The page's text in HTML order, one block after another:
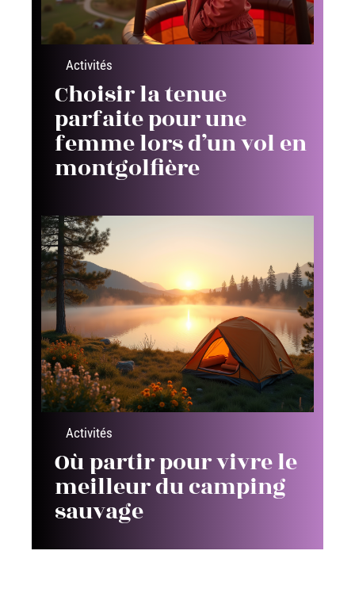
Activités
Choisir la tenue
parfaite pour une
femme lors d’un vol en
montgolfière
Activités
Où partir pour vivre le
meilleur du camping
sauvage